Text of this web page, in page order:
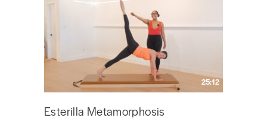
25:12
Esterilla Metamorphosis